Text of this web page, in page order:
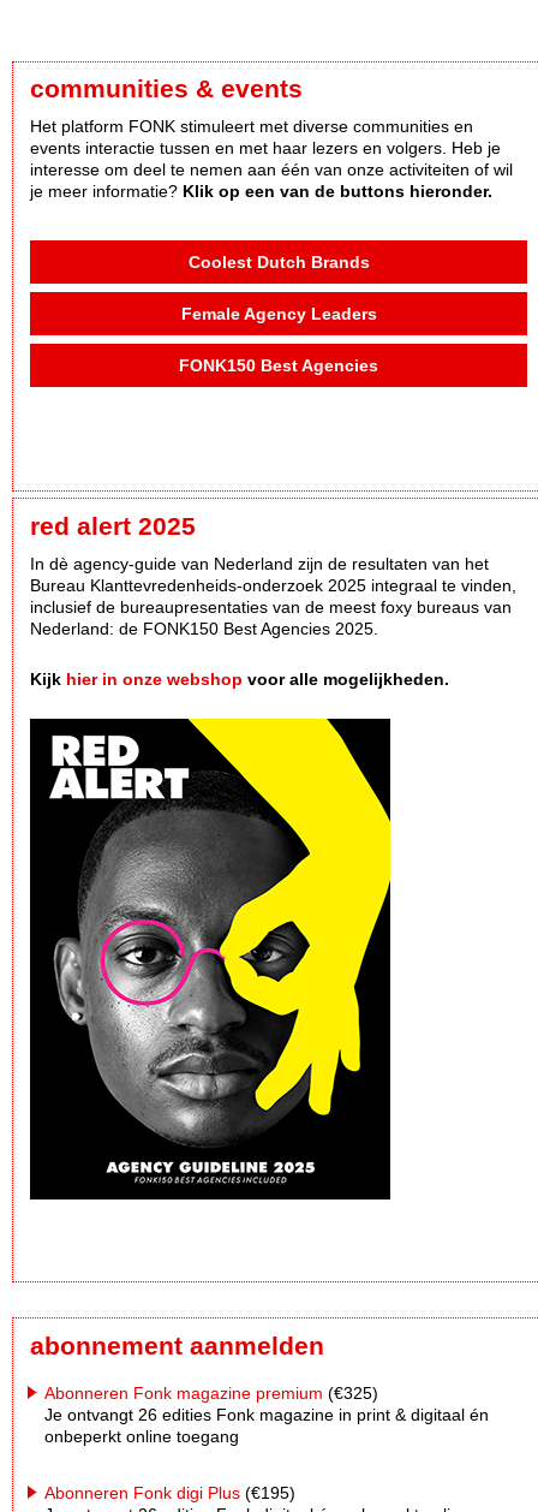
communities & events
Het platform FONK stimuleert met diverse communities en
events interactie tussen en met haar lezers en volgers. Heb je
interesse om deel te nemen aan één van onze activiteiten of wil
je meer informatie? Klik op een van de buttons hieronder.
Coolest Dutch Brands
Female Agency Leaders
FONK150 Best Agencies
red alert 2025
In dè agency-guide van Nederland zijn de resultaten van het
Bureau Klanttevredenheids-onderzoek 2025 integraal te vinden,
inclusief de bureaupresentaties van de meest foxy bureaus van
Nederland: de FONK150 Best Agencies 2025.
Kijk hier in onze webshop voor alle mogelijkheden.
abonnement aanmelden
Abonneren Fonk magazine premium (€325)
Je ontvangt 26 edities Fonk magazine in print & digitaal én
onbeperkt online toegang
Abonneren Fonk digi Plus (€195)